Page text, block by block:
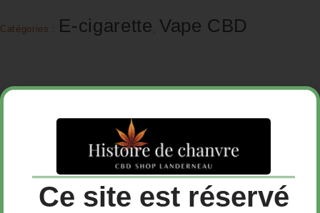
Catégories : E-cigarette , Vape CBD
Description
Avis (0)
Ce site est réservé